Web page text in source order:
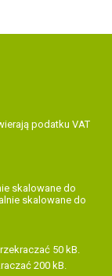
podatku VAT
skalowane do
skalowane do
50 kB.
200 kB.